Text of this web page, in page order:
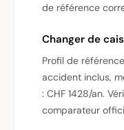
de référence
Changer de
Profil de
accident inclus,
: CHF 1428/an.
comparateur